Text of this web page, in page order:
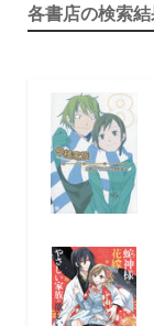
各書店の検索